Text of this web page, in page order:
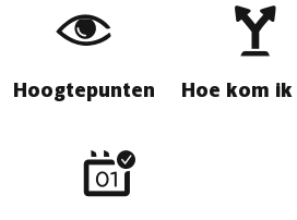
Hoogtepunten Hoe kom ik